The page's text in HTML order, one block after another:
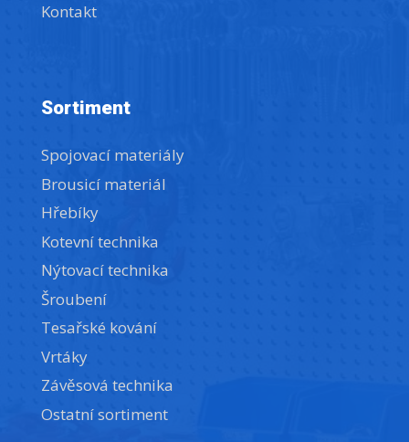
Kontakt
Sortiment
Spojovací materiály
Brousicí materiál
Hřebíky
Kotevní technika
Nýtovací technika
Šroubení
Tesařské kování
Vrtáky
Závěsová technika
Ostatní sortiment